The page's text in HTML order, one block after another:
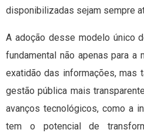
disponibilizadas sejam sempre
A adoção desse modelo único
fundamental não apenas para a
exatidão das informações, mas
gestão pública mais
avanços tecnológicos, como a
tem o potencial de